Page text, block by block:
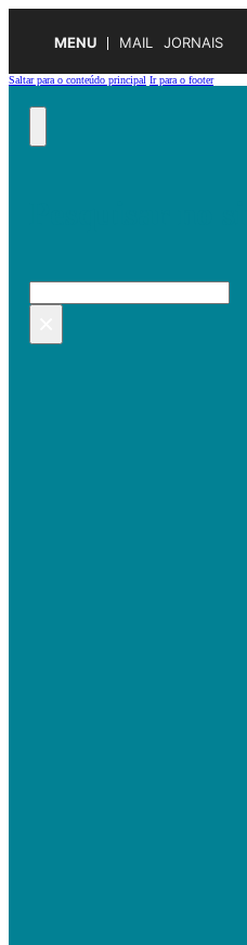
MENU MAIL JORNAIS
Saltar para o conteúdo principal Ir para o footer
Pesquisar